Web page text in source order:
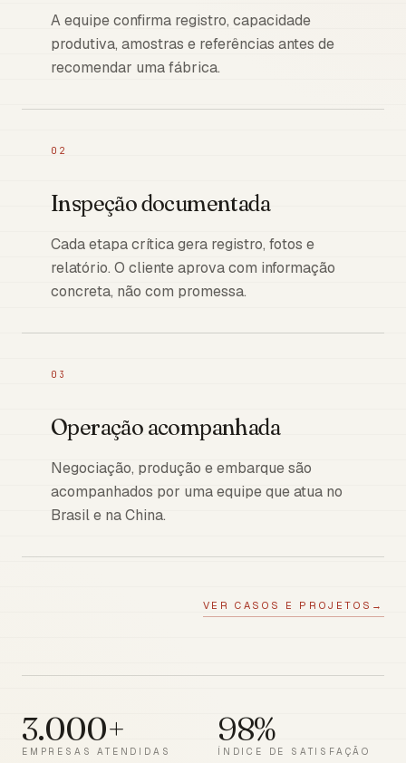
A equipe confirma registro, capacidade
produtiva, amostras e referências antes de
recomendar uma fábrica.
02
Inspeção documentada
Cada etapa crítica gera registro, fotos e
relatório. O cliente aprova com informação
concreta, não com promessa.
03
Operação acompanhada
Negociação, produção e embarque são
acompanhados por uma equipe que atua no
Brasil e na China.
VER CASOS E PROJETOS →
3.000+
EMPRESAS ATENDIDAS
98%
ÍNDICE DE SATISFAÇÃO